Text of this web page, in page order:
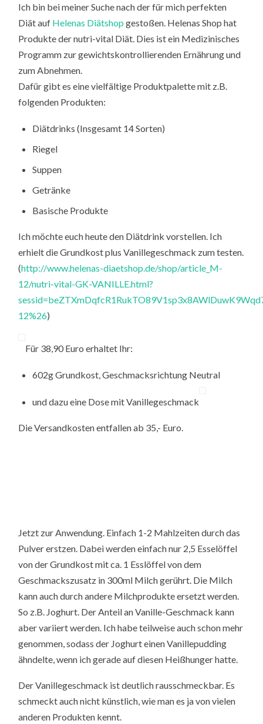
Ich bin bei meiner Suche nach der für mich perfekten
Diät auf Helenas Diätshop gestoßen. Helenas Shop hat
Produkte der nutri-vital Diät. Dies ist ein Medizinisches
Programm zur gewichtskontrollierenden Ernährung und
zum Abnehmen.
Dafür gibt es eine vielfältige Produktpalette mit z.B.
folgenden Produkten:
Diätdrinks (Insgesamt 14 Sorten)
Riegel
Suppen
Getränke
Basische Produkte
Ich möchte euch heute den Diätdrink vorstellen. Ich
erhielt die Grundkost plus Vanillegeschmack zum testen.
(http://www.helenas-diaetshop.de/shop/article_M-
12/nutri-vital-GK-VANILLE.html?
12%26)
Für 38,90 Euro erhaltet Ihr:
602g Grundkost, Geschmacksrichtung Neutral
und dazu eine Dose mit Vanillegeschmack
Die Versandkosten entfallen ab 35,- Euro.
Jetzt zur Anwendung. Einfach 1-2 Mahlzeiten durch das
Pulver erstzen. Dabei werden einfach nur 2,5 Esselöffel
von der Grundkost mit ca. 1 Esslöffel von dem
Geschmackszusatz in 300ml Milch gerührt. Die Milch
kann auch durch andere Milchprodukte ersetzt werden.
So z.B. Joghurt. Der Anteil an Vanille-Geschmack kann
aber variiert werden. Ich habe teilweise auch schon mehr
genommen, sodass der Joghurt einen Vanillepudding
ähndelte, wenn ich gerade auf diesen Heißhunger hatte.
Der Vanillegeschmack ist deutlich rausschmeckbar. Es
schmeckt auch nicht künstlich, wie man es ja von vielen
anderen Produkten kennt.